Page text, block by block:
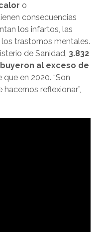
o
consecuencias
los infartos, las
trastornos mentales.
de Sanidad, 3.832
al exceso de
en 2020. “Son
reflexionar”,